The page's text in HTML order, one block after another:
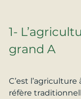
1-
grand A
C’est
réfère